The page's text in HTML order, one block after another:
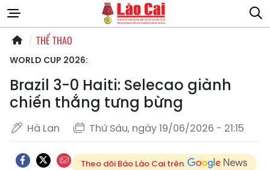
THỂ THAO
WORLD CUP 2026:
Brazil 3-0 Haiti: Selecao giành
chiến thắng tưng bừng
Hà Lan Thứ Sáu, ngày 19/06/2026 - 21:15
Theo dõi Báo Lào Cai trên